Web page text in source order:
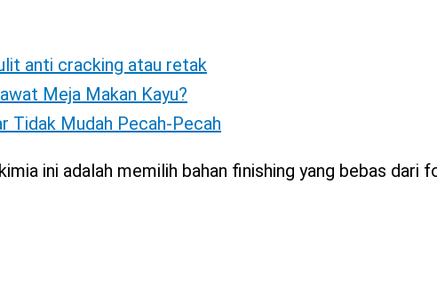
anti cracking atau retak
Meja Makan Kayu?
Tidak Mudah Pecah-Pecah
ini adalah memilih bahan finishing yang bebas dari